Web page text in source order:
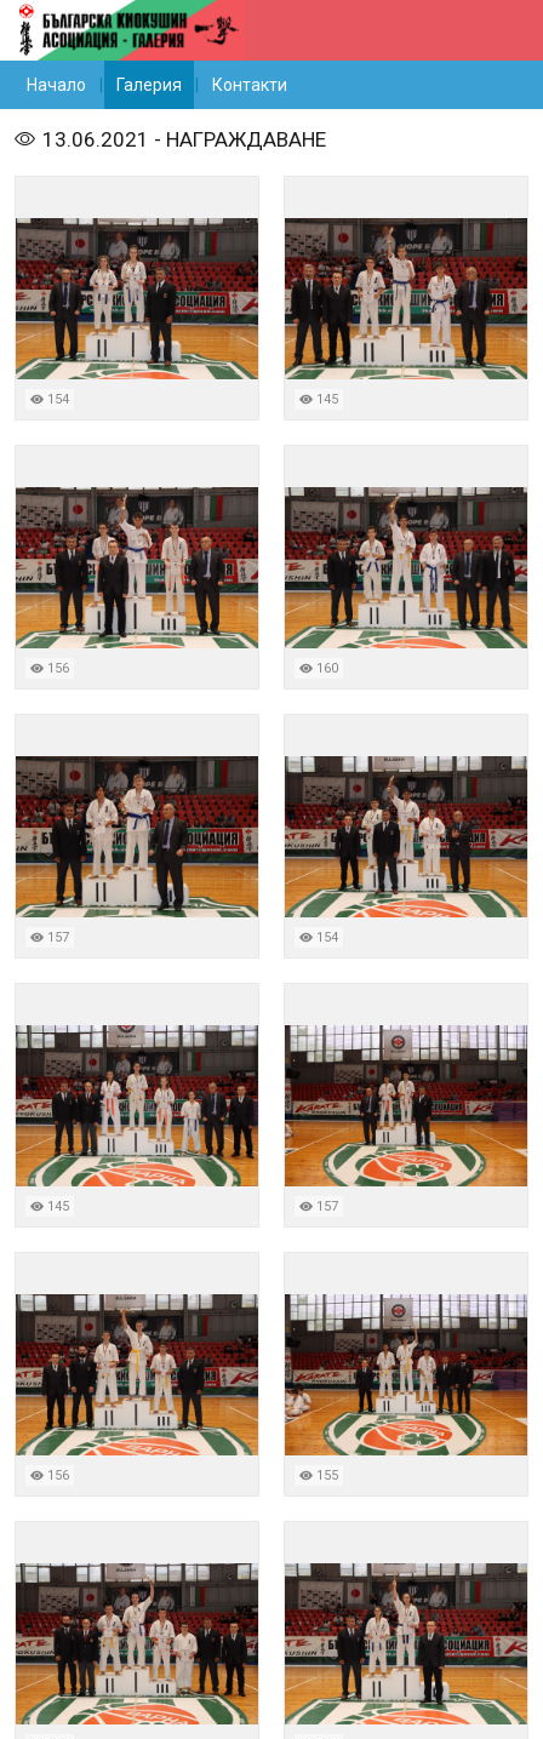
Начало Галерия Контакти
13.06.2021 - НАГРАЖДАВАНЕ
154 145
156 160
157 154
145 157
156 155